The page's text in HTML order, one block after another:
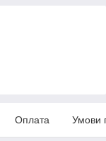
Оплата Умови